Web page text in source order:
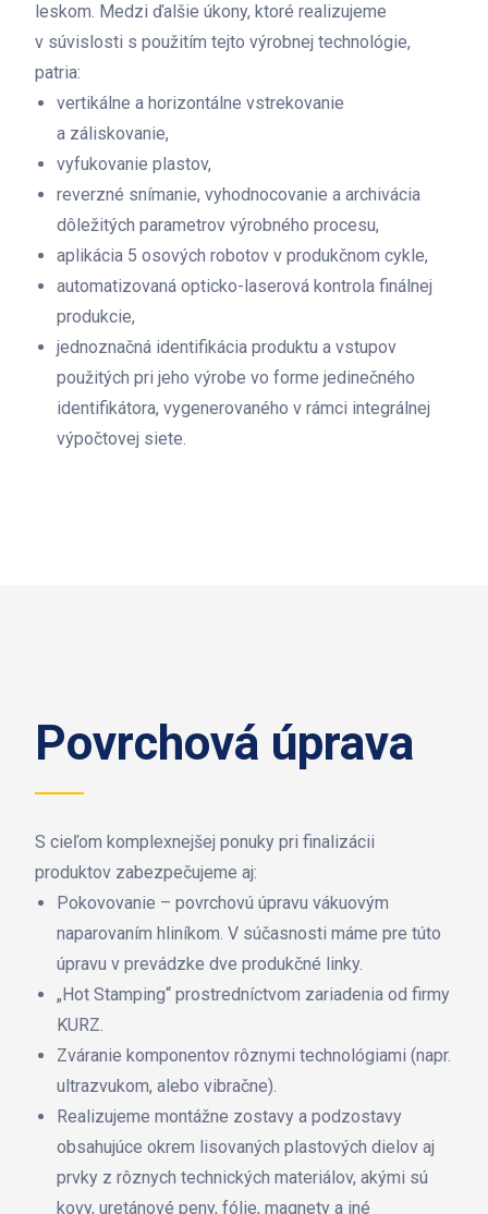
leskom. Medzi ďalšie úkony, ktoré realizujeme
v súvislosti s použitím tejto výrobnej technológie,
patria:
vertikálne a horizontálne vstrekovanie
a záliskovanie,
vyfukovanie plastov,
reverzné snímanie, vyhodnocovanie a archivácia
dôležitých parametrov výrobného procesu,
aplikácia 5 osových robotov v produkčnom cykle,
automatizovaná opticko-laserová kontrola finálnej
produkcie,
jednoznačná identifikácia produktu a vstupov
použitých pri jeho výrobe vo forme jedinečného
identifikátora, vygenerovaného v rámci integrálnej
výpočtovej siete.
Povrchová úprava
S cieľom komplexnejšej ponuky pri finalizácii
produktov zabezpečujeme aj:
Pokovovanie – povrchovú úpravu vákuovým
naparovaním hliníkom. V súčasnosti máme pre túto
úpravu v prevádzke dve produkčné linky.
„Hot Stamping“ prostredníctvom zariadenia od firmy
KURZ.
Zváranie komponentov rôznymi technológiami (napr.
ultrazvukom, alebo vibračne).
Realizujeme montážne zostavy a podzostavy
obsahujúce okrem lisovaných plastových dielov aj
prvky z rôznych technických materiálov, akými sú
kovy, uretánové peny, fólie, magnety a iné